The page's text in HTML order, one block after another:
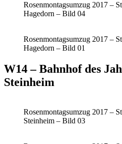
Rosenmontagsumzug 2017 –
Hagedorn – Bild 04
Rosenmontagsumzug 2017 –
Hagedorn – Bild 01
W14 – Bahnhof des
Steinheim
Rosenmontagsumzug 2017 –
Steinheim – Bild 03